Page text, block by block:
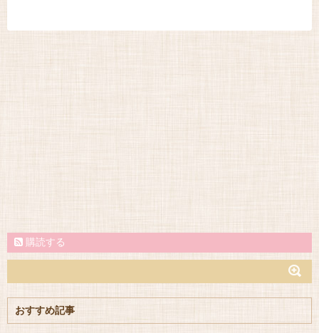
購読する
おすすめ記事